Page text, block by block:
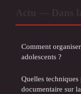
Comment
adolescents ?
Quelles
documentaire sur